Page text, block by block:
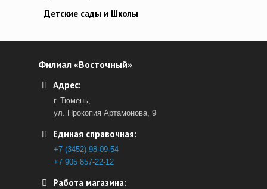
Детские сады и Школы
Филиал «Восточный»
Адрес:
г. Тюмень,
ул. Прокопия Артамонова, 9
Единая справочная:
+7 (3452) 98-09-54
+7 905 857-22-12
Работа магазина: